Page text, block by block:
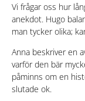
Vi frågar oss hur
anekdot. Hugo
man tycker olika;
Anna beskriver en
varför den bär
påminns om en
slutade ok.